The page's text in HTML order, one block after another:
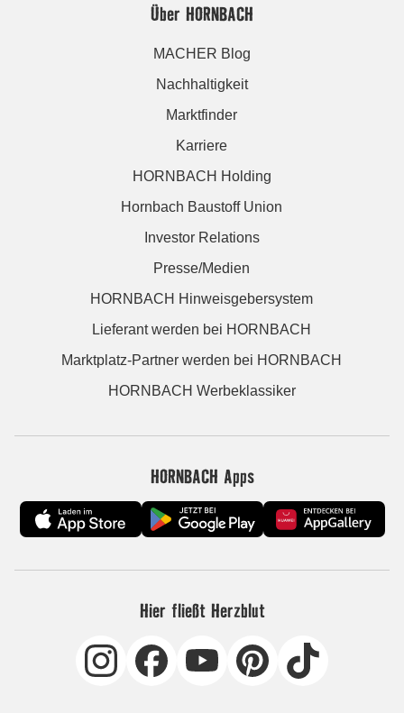
Über HORNBACH
MACHER Blog
Nachhaltigkeit
Marktfinder
Karriere
HORNBACH Holding
Hornbach Baustoff Union
Investor Relations
Presse/Medien
HORNBACH Hinweisgebersystem
Lieferant werden bei HORNBACH
Marktplatz-Partner werden bei HORNBACH
HORNBACH Werbeklassiker
HORNBACH Apps
Hier fließt Herzblut